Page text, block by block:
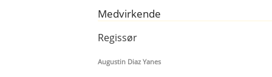
Medvirkende
Regissør
Augustin Diaz Yanes